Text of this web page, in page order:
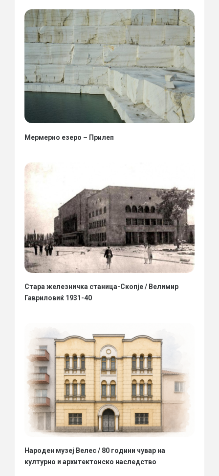
Мермерно езеро – Прилеп
Стара железничка станица-Скопје / Велимир
Гавриловиќ 1931-40
Народен музеј Велес / 80 години чувар на
културно и архитектонско наследство